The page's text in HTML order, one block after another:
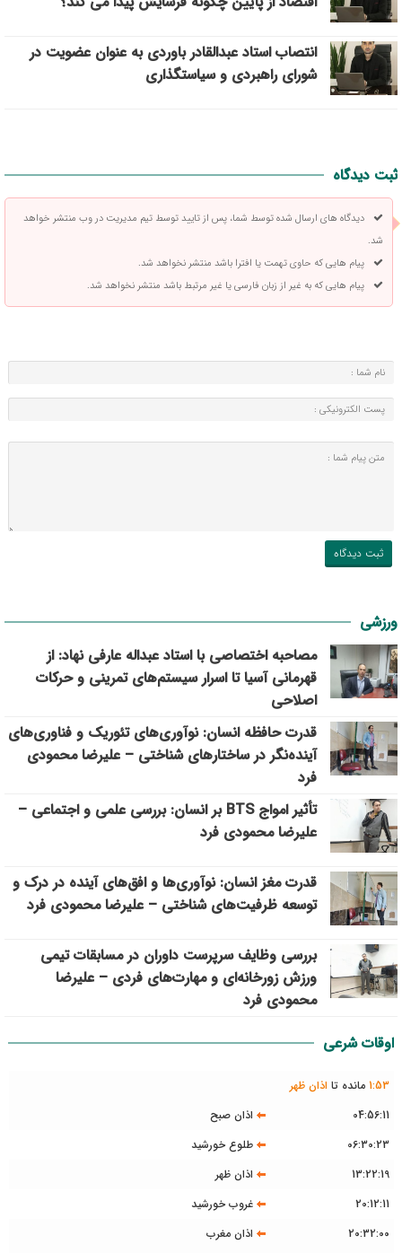
انتصاب استاد عبدالقادر باوردی به عنوان عضویت در
شورای راهبردی و سیاستگذاری
ثبت دیدگاه
دیدگاه های ارسال شده توسط شما، پس از تایید توسط تیم مدیریت در وب منتشر خواهد
شد.
پیام هایی که حاوی تهمت یا افترا باشد منتشر نخواهد شد.
پیام هایی که به غیر از زبان فارسی یا غیر مرتبط باشد منتشر نخواهد شد.
ورزشی
مصاحبه اختصاصی با استاد عبداله عارفی نهاد: از
قهرمانی آسیا تا اسرار سیستم‌های تمرینی و حرکات
اصلاحی
قدرت حافظه انسان: نوآوری‌های تئوریک و فناوری‌های
آینده‌نگر در ساختارهای شناختی – علیرضا محمودی
فرد
تأثیر امواج BTS بر انسان: بررسی علمی و اجتماعی –
علیرضا محمودی فرد
قدرت مغز انسان: نوآوری‌ها و افق‌های آینده در درک و
توسعه ظرفیت‌های شناختی – علیرضا محمودی فرد
بررسی وظايف سرپرست داوران در مسابقات تیمي
ورزش زورخانه‌ای و مهارت‌های فردی – علیرضا
محمودی فرد
اوقات شرعی
1:53 مانده تا اذان ظهر
04:56:11
اذان صبح
06:30:23
طلوع خورشید
13:22:19
اذان ظهر
20:12:11
غروب خورشید
20:32:00
اذان مغرب